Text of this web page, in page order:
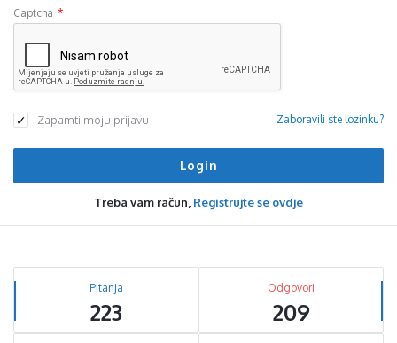
Captcha *
Zapamti moju prijavu Zaboravili ste lozinku?
Treba vam račun, Registrujte se ovdje
Sidebar
Stats Pitanja
223
Odgovori
209